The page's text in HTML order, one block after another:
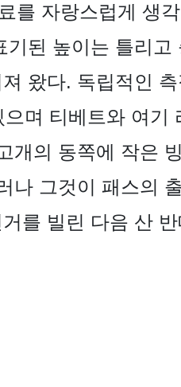
를 자랑스럽게 생각
기된 높이는 틀리고
왔다. 독립적인 측
며 티베트와 여기
개의 동쪽에 작은
나 그것이 패스의
를 빌린 다음 산 반